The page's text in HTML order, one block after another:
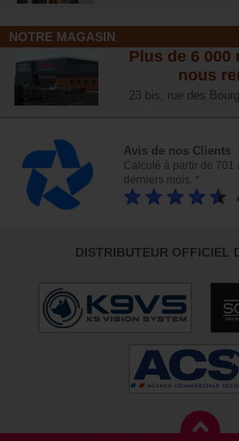
NOTRE MAGASIN
Plus de 6 000
nous
23 bis, rue des
Avis de nos Clients
Calculé à partir de 701
derniers mois. *
DISTRIBUTEUR OFFICIEL